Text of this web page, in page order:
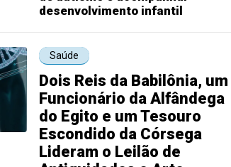
desenvolvimento infantil
Saúde
Dois Reis da Babilônia, um
Funcionário da Alfândega
do Egito e um Tesouro
Escondido da Córsega
Lideram o Leilão de